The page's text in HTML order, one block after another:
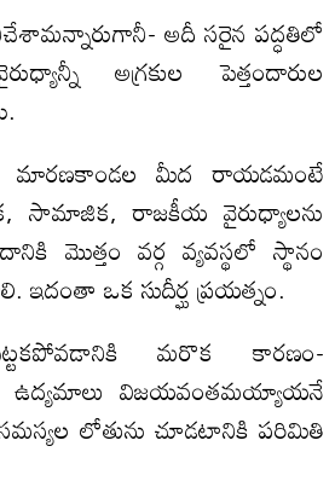
అదీ సరైన పద్ధతిలో
అగ్రకుల పెత్తందారుల
మారణకాండల మీద రాయడమంటే
సామాజిక, రాజకీయ వైరుధ్యాలను
మొత్తం వర్గ వ్యవస్థలో స్థానం
ఇదంతా ఒక సుదీర్ఘ ప్రయత్నం.
మరొక కారణం-
ఉద్యమాలు విజయవంతమయ్యాయనే
లోతును చూడటానికి పరిమితి